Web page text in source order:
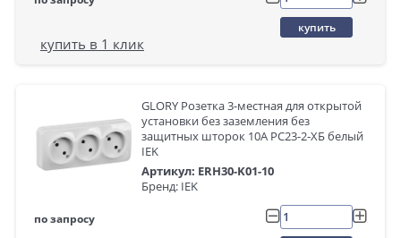
купить
купить в 1 клик
GLORY Розетка 3-местная для открытой
установки без заземления без
защитных шторок 10А РС23-2-ХБ белый
IEK
Артикул: ERH30-K01-10
Бренд: IEK
по запросу